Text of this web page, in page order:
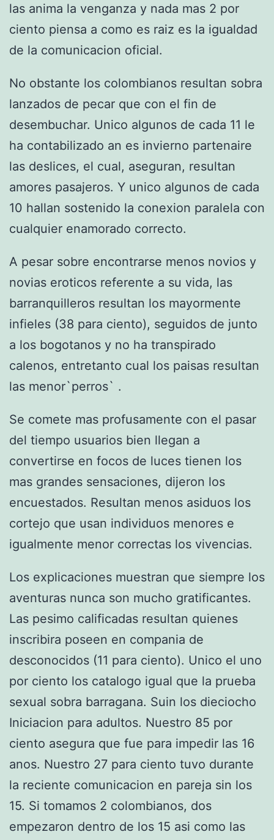
las anima la venganza y nada mas 2 por
ciento piensa a como es raiz es la igualdad
de la comunicacion oficial.
No obstante los colombianos resultan sobra
lanzados de pecar que con el fin de
desembuchar. Unico algunos de cada 11 le
ha contabilizado an es invierno partenaire
las deslices, el cual, aseguran, resultan
amores pasajeros. Y unico algunos de cada
10 hallan sostenido la conexion paralela con
cualquier enamorado correcto.
A pesar sobre encontrarse menos novios y
novias eroticos referente a su vida, las
barranquilleros resultan los mayormente
infieles (38 para ciento), seguidos de junto
a los bogotanos y no ha transpirado
calenos, entretanto cual los paisas resultan
las menor`perros` .
Se comete mas profusamente con el pasar
del tiempo usuarios bien llegan a
convertirse en focos de luces tienen los
mas grandes sensaciones, dijeron los
encuestados. Resultan menos asiduos los
cortejo que usan individuos menores e
igualmente menor correctas los vivencias.
Los explicaciones muestran que siempre los
aventuras nunca son mucho gratificantes.
Las pesimo calificadas resultan quienes
inscribira poseen en compania de
desconocidos (11 para ciento). Unico el uno
por ciento los catalogo igual que la prueba
sexual sobra barragana. Suin los dieciocho
Iniciacion para adultos. Nuestro 85 por
ciento asegura que fue para impedir las 16
anos. Nuestro 27 para ciento tuvo durante
la reciente comunicacion en pareja sin los
15. Si tomamos 2 colombianos, dos
empezaron dentro de los 15 asi­ como las